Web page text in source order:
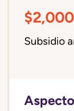
$2,000
Subsidio